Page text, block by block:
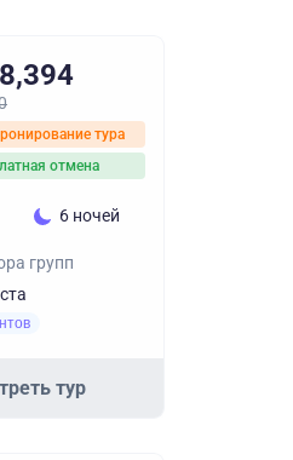
тура
отмена
6 ночей
групп
тур